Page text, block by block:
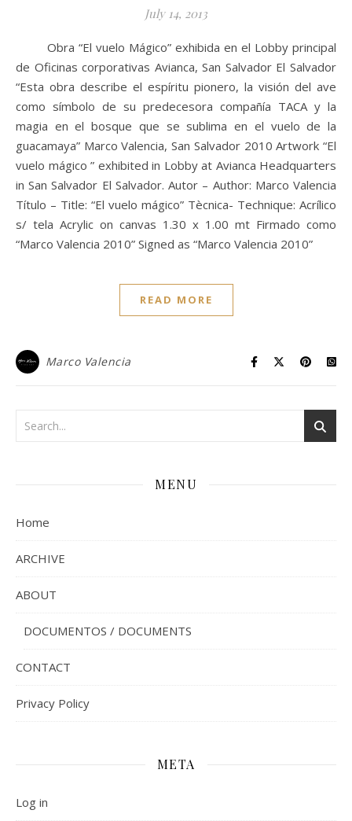
July 14, 2013
Obra “El vuelo Mágico” exhibida en el Lobby principal
de Oficinas corporativas Avianca, San Salvador El Salvador
“Esta obra describe el espíritu pionero, la visión del ave
como símbolo de su predecesora compañía TACA y la
magia en el bosque que se sublima en el vuelo de la
guacamaya” Marco Valencia, San Salvador 2010 Artwork “El
vuelo mágico ” exhibited in Lobby at Avianca Headquarters
in San Salvador El Salvador. Autor – Author: Marco Valencia
Título – Title: “El vuelo mágico” Tècnica- Technique: Acrílico
s/ tela Acrylic on canvas 1.30 x 1.00 mt Firmado como
“Marco Valencia 2010” Signed as “Marco Valencia 2010”
READ MORE
Marco Valencia
MENU
Home
ARCHIVE
ABOUT
DOCUMENTOS / DOCUMENTS
CONTACT
Privacy Policy
META
Log in